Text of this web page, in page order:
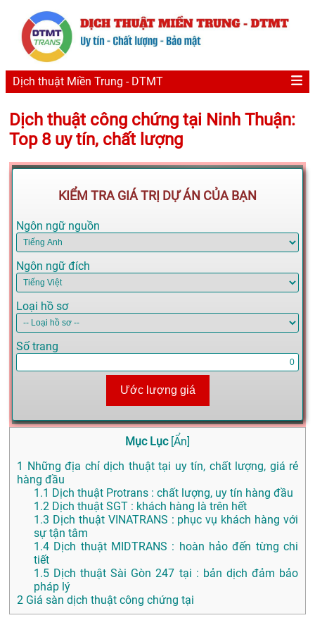
Dịch thuật Miền Trung - DTMT
Dịch thuật công chứng tại Ninh Thuận:
Top 8 uy tín, chất lượng
KIỂM TRA GIÁ TRỊ DỰ ÁN CỦA BẠN
Ngôn ngữ nguồn
Ngôn ngữ đích
Loại hồ sơ
Số trang
Ước lượng giá
Mục Lục [Ẩn]
1
Những địa chỉ dịch thuật tại uy tín, chất lượng, giá rẻ
hàng đầu
1.1 Dịch thuật Protrans : chất lượng, uy tín hàng đầu
1.2 Dịch thuật SGT : khách hàng là trên hết
1.3 Dịch thuật VINATRANS : phục vụ khách hàng với
sự tận tâm
1.4 Dịch thuật MIDTRANS : hoàn hảo đến từng chi
tiết
1.5 Dịch thuật Sài Gòn 247 tại : bản dịch đảm bảo
pháp lý
2 Giá sàn dịch thuật công chứng tại